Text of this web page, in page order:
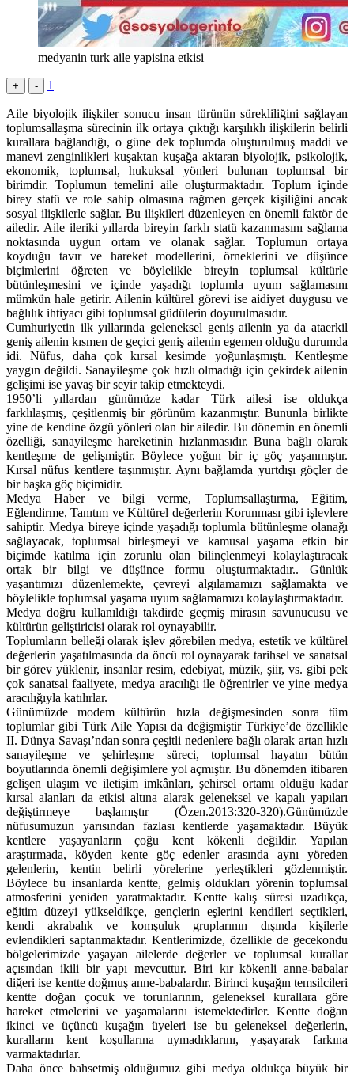
medyanin turk aile yapisina etkisi
+ - 1
Aile biyolojik ilişkiler sonucu insan türünün sürekliliğini sağlayan
toplumsallaşma sürecinin ilk ortaya çıktığı karşılıklı ilişkilerin belirli
kurallara bağlandığı, o güne dek toplumda oluşturulmuş maddi ve
manevi zenginlikleri kuşaktan kuşağa aktaran biyolojik, psikolojik,
ekonomik, toplumsal, hukuksal yönleri bulunan toplumsal bir
birimdir. Toplumun temelini aile oluşturmaktadır. Toplum içinde
birey statü ve role sahip olmasına rağmen gerçek kişiliğini ancak
sosyal ilişkilerle sağlar. Bu ilişkileri düzenleyen en önemli faktör de
ailedir. Aile ileriki yıllarda bireyin farklı statü kazanmasını sağlama
noktasında uygun ortam ve olanak sağlar. Toplumun ortaya
koyduğu tavır ve hareket modellerini, örneklerini ve düşünce
biçimlerini öğreten ve böylelikle bireyin toplumsal kültürle
bütünleşmesini ve içinde yaşadığı toplumla uyum sağlamasını
mümkün hale getirir. Ailenin kültürel görevi ise aidiyet duygusu ve
bağlılık ihtiyacı gibi toplumsal güdülerin doyurulmasıdır.
Cumhuriyetin ilk yıllarında geleneksel geniş ailenin ya da ataerkil
geniş ailenin kısmen de geçici geniş ailenin egemen olduğu durumda
idi. Nüfus, daha çok kırsal kesimde yoğunlaşmıştı. Kentleşme
yaygın değildi. Sanayileşme çok hızlı olmadığı için çekirdek ailenin
gelişimi ise yavaş bir seyir takip etmekteydi.
1950’li yıllardan günümüze kadar Türk ailesi ise oldukça
farklılaşmış, çeşitlenmiş bir görünüm kazanmıştır. Bununla birlikte
yine de kendine özgü yönleri olan bir ailedir. Bu dönemin en önemli
özelliği, sanayileşme hareketinin hızlanmasıdır. Buna bağlı olarak
kentleşme de gelişmiştir. Böylece yoğun bir iç göç yaşanmıştır.
Kırsal nüfus kentlere taşınmıştır. Aynı bağlamda yurtdışı göçler de
bir başka göç biçimidir.
Medya Haber ve bilgi verme, Toplumsallaştırma, Eğitim,
Eğlendirme, Tanıtım ve Kültürel değerlerin Korunması gibi işlevlere
sahiptir. Medya bireye içinde yaşadığı toplumla bütünleşme olanağı
sağlayacak, toplumsal birleşmeyi ve kamusal yaşama etkin bir
biçimde katılma için zorunlu olan bilinçlenmeyi kolaylaştıracak
ortak bir bilgi ve düşünce formu oluşturmaktadır.. Günlük
yaşantımızı düzenlemekte, çevreyi algılamamızı sağlamakta ve
böylelikle toplumsal yaşama uyum sağlamamızı kolaylaştırmaktadır.
Medya doğru kullanıldığı takdirde geçmiş mirasın savunucusu ve
kültürün geliştiricisi olarak rol oynayabilir.
Toplumların belleği olarak işlev görebilen medya, estetik ve kültürel
değerlerin yaşatılmasında da öncü rol oynayarak tarihsel ve sanatsal
bir görev yüklenir, insanlar resim, edebiyat, müzik, şiir, vs. gibi pek
çok sanatsal faaliyete, medya aracılığı ile öğrenirler ve yine medya
aracılığıyla katılırlar.
Günümüzde modem kültürün hızla değişmesinden sonra tüm
toplumlar gibi Türk Aile Yapısı da değişmiştir Türkiye’de özellikle
II. Dünya Savaşı’ndan sonra çeşitli nedenlere bağlı olarak artan hızlı
sanayileşme ve şehirleşme süreci, toplumsal hayatın bütün
boyutlarında önemli değişimlere yol açmıştır. Bu dönemden itibaren
gelişen ulaşım ve iletişim imkânları, şehirsel ortamı olduğu kadar
kırsal alanları da etkisi altına alarak geleneksel ve kapalı yapıları
değiştirmeye başlamıştır (Özen.2013:320-320).Günümüzde
nüfusumuzun yarısından fazlası kentlerde yaşamaktadır. Büyük
kentlere yaşayanların çoğu kent kökenli değildir. Yapılan
araştırmada, köyden kente göç edenler arasında aynı yöreden
gelenlerin, kentin belirli yörelerine yerleştikleri gözlenmiştir.
Böylece bu insanlarda kentte, gelmiş oldukları yörenin toplumsal
atmosferini yeniden yaratmaktadır. Kentte kalış süresi uzadıkça,
eğitim düzeyi yükseldikçe, gençlerin eşlerini kendileri seçtikleri,
kendi akrabalık ve komşuluk gruplarının dışında kişilerle
evlendikleri saptanmaktadır. Kentlerimizde, özellikle de gecekondu
bölgelerimizde yaşayan ailelerde değerler ve toplumsal kurallar
açısından ikili bir yapı mevcuttur. Biri kır kökenli anne-babalar
diğeri ise kentte doğmuş anne-babalardır. Birinci kuşağın temsilcileri
kentte doğan çocuk ve torunlarının, geleneksel kurallara göre
hareket etmelerini ve yaşamalarını istemektedirler. Kentte doğan
ikinci ve üçüncü kuşağın üyeleri ise bu geleneksel değerlerin,
kuralların kent koşullarına uymadıklarını, yaşayarak farkına
varmaktadırlar.
Daha önce bahsetmiş olduğumuz gibi medya oldukça büyük bir